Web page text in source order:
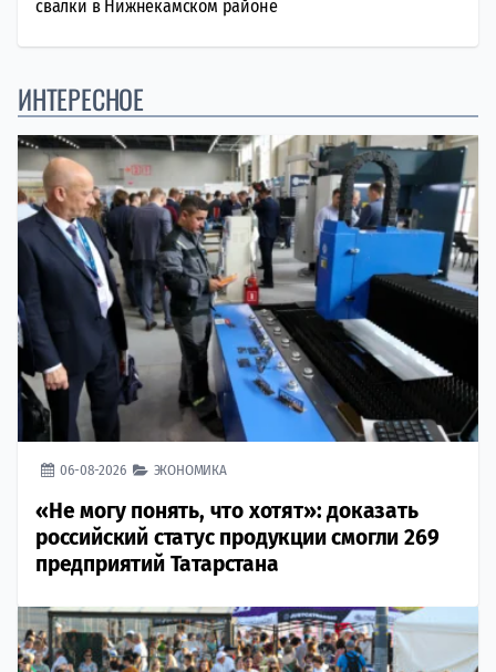
свалки в Нижнекамском районе
ИНТЕРЕСНОЕ
06-08-2026 ЭКОНОМИКА
«Не могу понять, что хотят»: доказать
российский статус продукции смогли 269
предприятий Татарстана